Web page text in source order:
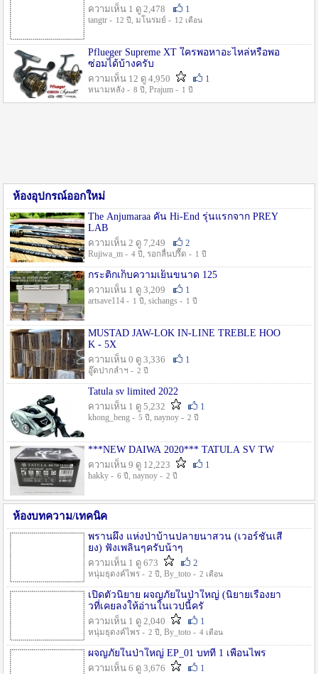
ความเห็น 1 ดู 2,478
1
tangtr - 12 ปี , มโนรมย์ - 12 เดือน
Pflueger Supreme XT ใครพอหาอะไหล่หรือพอ
ซ่อมได้บ้างครับ
ความเห็น 12 ดู 4,950
1
หนามหลัง - 8 ปี , Prajum - 1 ปี
ห้องอุปกรณ์ออกใหม่
The Anjumaraa คัน Hi-End รุ่นแรกจาก PREY
LAB
ความเห็น 2 ดู 7,249
2
Rujiwa_m - 4 ปี , รอกลื่นปรื๊ด - 1 ปี
กระติกเก็บความเย็นขนาด 125
ความเห็น 1 ดู 3,209
1
artsave114 - 1 ปี , sichangs - 1 ปี
MUSTAD JAW-LOK IN-LINE TREBLE HOO
K - 5X
ความเห็น 0 ดู 3,336
1
อู๊ดปากลำฯ - 2 ปี
Tatula sv limited 2022
ความเห็น 1 ดู 5,232
1
khong_beng - 5 ปี , naynoy - 2 ปี
***NEW DAIWA 2020*** TATULA SV TW
ความเห็น 9 ดู 12,223
1
hakky - 6 ปี , naynoy - 2 ปี
ห้องบทความ/เทคนิค
พรานผึ้ง แห่งป่าบ้านปลายนาสวน (เวอร์ชั่นเสี
ยง) ฟังเพลินๆครับน้าๆ
ความเห็น 1 ดู 673
2
หนุ่มธุดงค์ไพร - 2 ปี , By_toto - 2 เดือน
เปิดตัวนิยาย ผจญภัยในป่าใหญ่ (นิยายเรื่องยา
วที่เคยลงให้อ่านในเวปนี้ครั
ความเห็น 1 ดู 2,040
1
หนุ่มธุดงค์ไพร - 2 ปี , By_toto - 4 เดือน
ผจญภัยในป่าใหญ่ EP_01 บทที่ 1 เพื่อนไพร
ความเห็น 6 ดู 3,676
1